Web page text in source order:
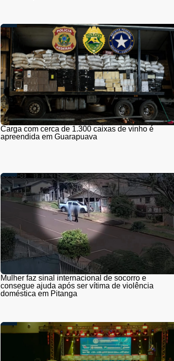
Carga com cerca de 1.300 caixas de vinho é
apreendida em Guarapuava
Mulher faz sinal internacional de socorro e
consegue ajuda após ser vítima de violência
doméstica em Pitanga